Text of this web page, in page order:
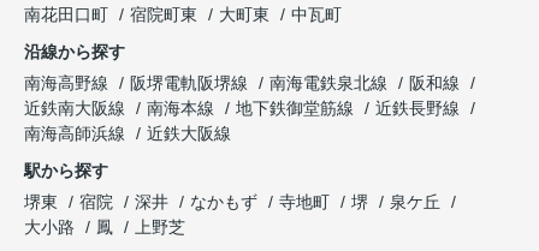
南花田口町
宿院町東 大町東
中瓦町
沿線から探す
南海高野線
阪堺電軌阪堺線 南海電鉄泉北線
阪和線
近鉄南大阪線
南海本線 地下鉄御堂筋線
近鉄長野線
南海高師浜線
近鉄大阪線
駅から探す
堺東
宿院 深井 なかもず 寺地町 堺
泉ケ丘
大小路
鳳 上野芝